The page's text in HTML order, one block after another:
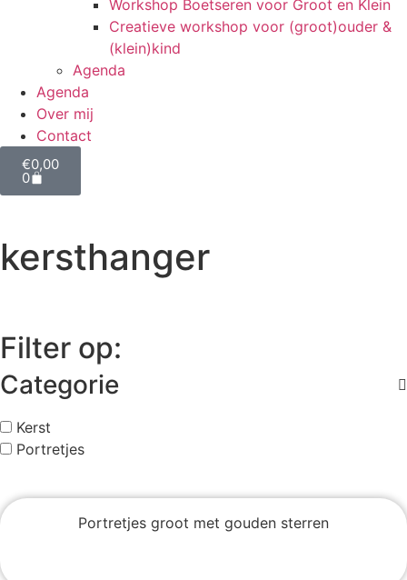
Workshop Boetseren voor Groot en Klein
Creatieve workshop voor (groot)ouder &
(klein)kind
Agenda
Agenda
Over mij
Contact
€0,00
0
kersthanger
Filter op:
Categorie
Kerst
Portretjes
Portretjes groot met gouden sterren